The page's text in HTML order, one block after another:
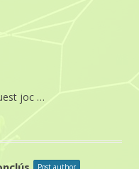
joc …
Post author